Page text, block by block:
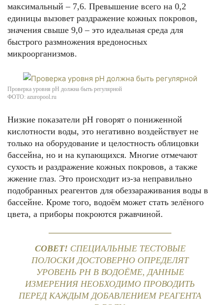
максимальный – 7,6. Превышение всего на 0,2
единицы вызовет раздражение кожных покровов,
значения свыше 9,0 – это идеальная среда для
быстрого размножения вредоносных
микроорганизмов.
Проверка уровня pH должна быть регулярной
ФОТО: azuropool.ru
Низкие показатели pH говорят о пониженной
кислотности воды, это негативно воздействует не
только на оборудование и целостность облицовки
бассейна, но и на купающихся. Многие отмечают
сухость и раздражение кожных покровов, а также
жжение глаз. Это происходит из-за неправильно
подобранных реагентов для обеззараживания воды в
бассейне. Кроме того, водоём может стать зелёного
цвета, а приборы покроются ржавчиной.
СОВЕТ! СПЕЦИАЛЬНЫЕ ТЕСТОВЫЕ
ПОЛОСКИ ДОСТОВЕРНО ОПРЕДЕЛЯТ
УРОВЕНЬ PH В ВОДОЁМЕ, ДАННЫЕ
ИЗМЕРЕНИЯ НЕОБХОДИМО ПРОВОДИТЬ
ПЕРЕД КАЖДЫМ ДОБАВЛЕНИЕМ РЕАГЕНТА